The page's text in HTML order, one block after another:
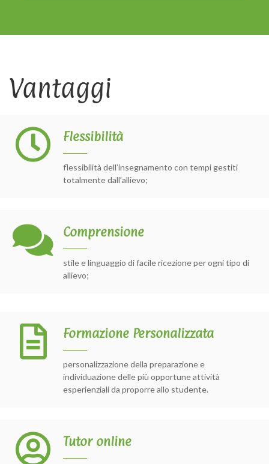
Vantaggi
Flessibilità
flessibilità dell’insegnamento con tempi gestiti
totalmente dall’allievo;
Comprensione
stile e linguaggio di facile ricezione per ogni tipo di
allievo;
Formazione Personalizzata
personalizzazione della preparazione e
individuazione delle più opportune attività
esperienziali da proporre allo studente.
Tutor online